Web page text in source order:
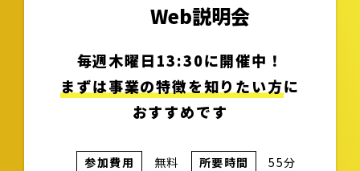
Web説明会
毎週木曜日13:30に開催中！
まずは事業の特徴を知りたい方に
おすすめです
参加費用 無料 所要時間
55分